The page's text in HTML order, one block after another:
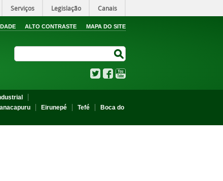
Serviços Legislação Canais
ALTO CONTRASTE MAPA DO SITE
TwitterFacebook
Eirunepé Tefé
Boca do